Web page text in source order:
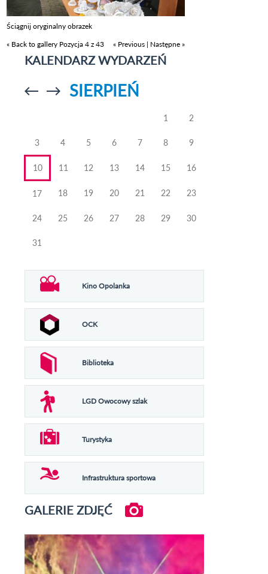
Ściągnij oryginalny obrazek
« Back to gallery Pozycja 4 z 43 « Previous | Następne »
KALENDARZ WYDARZEŃ
Przejdź doPrzejdź do
SIERPIEŃ
1 2
3 4 5 6 7 8 9
10 11 12 13 14 15 16
17 18 19 20 21 22 23
24 25 26 27 28 29 30
31
Kino Opolanka
OCK
Biblioteka
LGD Owocowy szlak
Turystyka
Infrastruktura sportowa
GALERIE ZDJĘĆ